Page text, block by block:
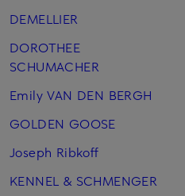
DEMELLIER
DOROTHEE
SCHUMACHER
Emily VAN DEN BERGH
GOLDEN GOOSE
Joseph Ribkoff
KENNEL & SCHMENGER